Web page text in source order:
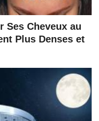
Ses Cheveux au
Plus Denses et